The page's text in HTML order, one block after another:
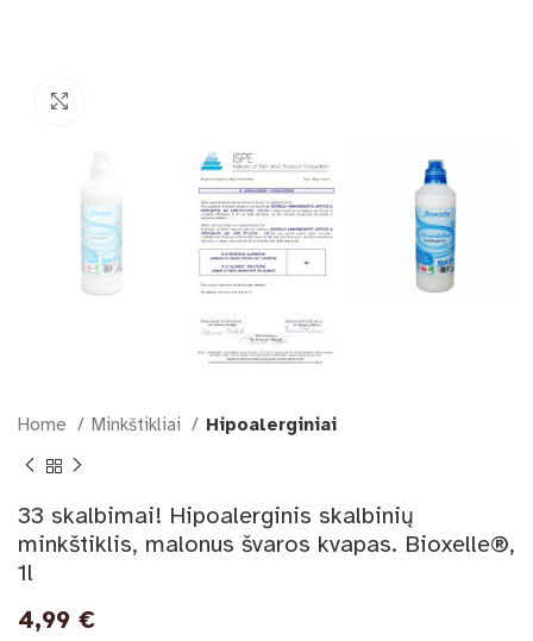
Home Minkštikliai Hipoalerginiai
33 skalbimai! Hipoalerginis skalbinių
minkštiklis, malonus švaros kvapas. Bioxelle®,
1l
4,99 €